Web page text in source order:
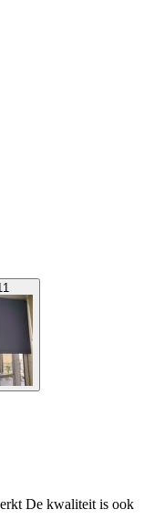
De kwaliteit is ook